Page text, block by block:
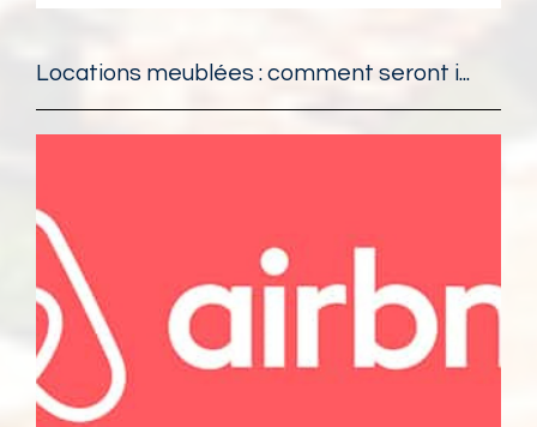
Locations meublées : comment seront i...